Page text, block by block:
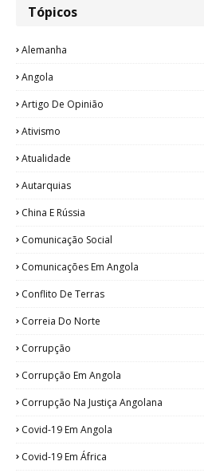
Tópicos
Alemanha
Angola
Artigo De Opinião
Ativismo
Atualidade
Autarquias
China E Rússia
Comunicação Social
Comunicações Em Angola
Conflito De Terras
Correia Do Norte
Corrupção
Corrupção Em Angola
Corrupção Na Justiça Angolana
Covid-19 Em Angola
Covid-19 Em África